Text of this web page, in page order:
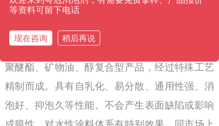
工过程起泡也有可能是操作不当引起，涂装基材
水性聚氨酯消泡剂
聚醚酯、矿物油、醇复合型产品，经过特殊工艺
精制而成。具有自乳化、易分散、通用性强、消
泡好、抑泡久等性能。不会产生表面缺陷或影响
等资料可留下电话
现在咨询 稍后再说